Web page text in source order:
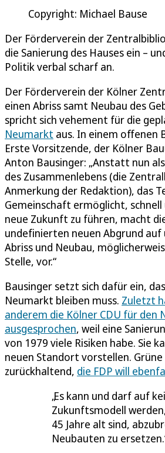
Copyright: Michael Bause
Der Förderverein der
die Sanierung des Hauses ein –
Politik verbal scharf an.
Der Förderverein der Kölner
einen Abriss samt Neubau des
spricht sich vehement für die
Neumarkt aus. In einem offenen
Erste Vorsitzende, der Kölner
Anton Bausinger: „Anstatt nun
des Zusammenlebens (die
Anmerkung der Redaktion), das
Gemeinschaft ermöglicht, schnell
neue Zukunft zu führen, macht
undefinierten neuen Abgrund auf
Abriss und Neubau,
Stelle, vor.“
Bausinger setzt sich dafür ein,
Neumarkt bleiben muss. Zuletzt
anderem die Kölner CDU für den
ausgesprochen, weil eine
von 1979 viele Risiken habe. Sie
neuen Standort vorstellen. Grüne
zurückhaltend, die FDP will
Es kann und darf auf
Zukunftsmodell
45 Jahre alt sind,
Neubauten zu ersetzen.